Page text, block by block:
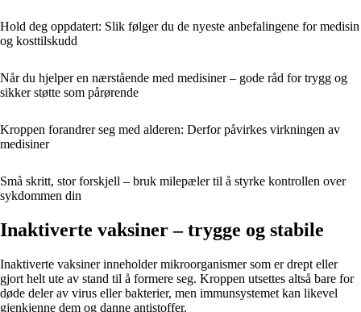
Hold deg oppdatert: Slik følger du de nyeste anbefalingene for medisin
og kosttilskudd
Når du hjelper en nærstående med medisiner – gode råd for trygg og
sikker støtte som pårørende
Kroppen forandrer seg med alderen: Derfor påvirkes virkningen av
medisiner
Små skritt, stor forskjell – bruk milepæler til å styrke kontrollen over
sykdommen din
Inaktiverte vaksiner – trygge og stabile
Inaktiverte vaksiner inneholder mikroorganismer som er drept eller
gjort helt ute av stand til å formere seg. Kroppen utsettes altså bare for
døde deler av virus eller bakterier, men immunsystemet kan likevel
gjenkjenne dem og danne antistoffer.